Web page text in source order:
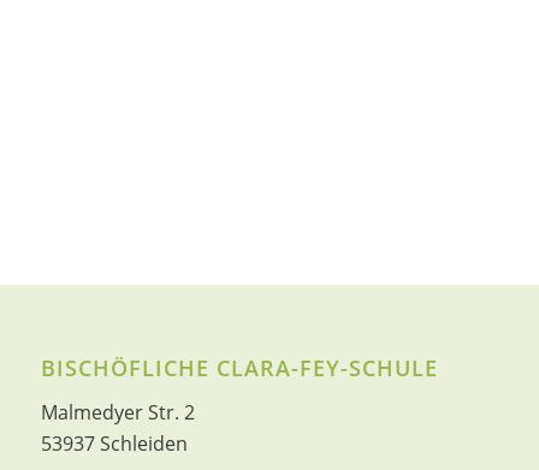
BISCHÖFLICHE CLARA-FEY-SCHULE
Malmedyer Str. 2
53937 Schleiden